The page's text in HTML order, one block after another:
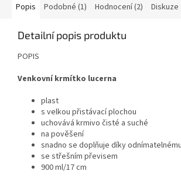
Popis Podobné (1) Hodnocení (2) Diskuze
Detailní popis produktu
POPIS
Venkovní krmítko lucerna
plast
s velkou přistávací plochou
uchovává krmivo čisté a suché
na pověšení
snadno se doplňuje díky
se střešním převisem
900 ml/17 cm